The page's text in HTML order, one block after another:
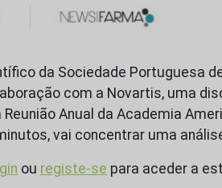
da Sociedade Portuguesa
com a Novartis, uma
Anual da Academia
vai concentrar uma
ou registe-se para aceder a